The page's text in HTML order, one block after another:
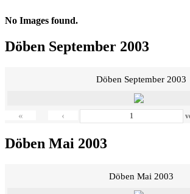
No Images found.
Döben September 2003
Döben September 2003
« ‹
Döben Mai 2003
Döben Mai 2003